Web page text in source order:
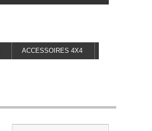
ACCESSOIRES 4X4